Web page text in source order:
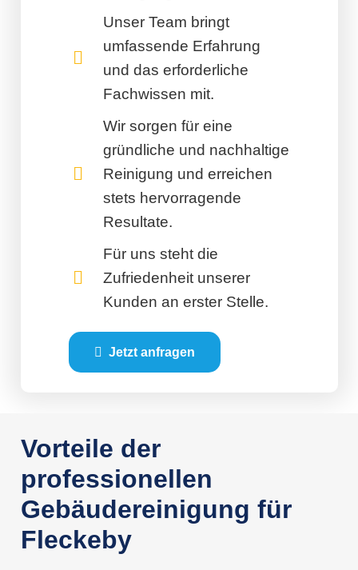
Unser Team bringt
umfassende Erfahrung
und das erforderliche
Fachwissen mit.
Wir sorgen für eine
gründliche und nachhaltige
Reinigung und erreichen
stets hervorragende
Resultate.
Für uns steht die
Zufriedenheit unserer
Kunden an erster Stelle.
Jetzt anfragen
Vorteile der
professionellen
Gebäudereinigung für
Fleckeby